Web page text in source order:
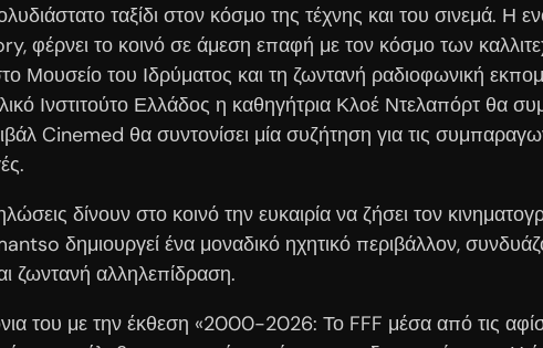
ταξίδι στον κόσμο της τέχνης και του σινεμά. Η
φέρνει το κοινό σε άμεση επαφή με τον κόσμο των
Μουσείο του Ιδρύματος και τη ζωντανή ραδιοφωνική
Ινστιτούτο Ελλάδος η καθηγήτρια Κλοέ Ντελαπόρτ θα
Cinemed θα συντονίσει μία συζήτηση για τις
δίνουν στο κοινό την ευκαιρία να ζήσει τον
δημιουργεί ένα μοναδικό ηχητικό περιβάλλον,
ζωντανή αλληλεπίδραση.
του με την έκθεση «2000-2026: Το FFF μέσα από τις